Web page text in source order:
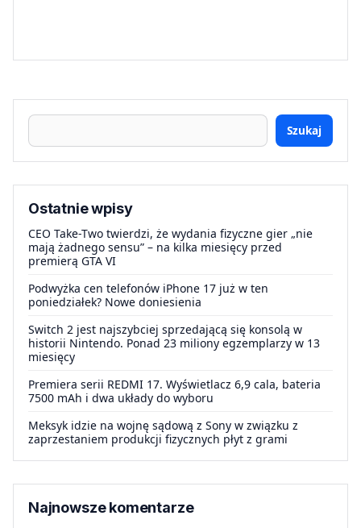
Szukaj
Ostatnie wpisy
CEO Take-Two twierdzi, że wydania fizyczne gier „nie
mają żadnego sensu” – na kilka miesięcy przed
premierą GTA VI
Podwyżka cen telefonów iPhone 17 już w ten
poniedziałek? Nowe doniesienia
Switch 2 jest najszybciej sprzedającą się konsolą w
historii Nintendo. Ponad 23 miliony egzemplarzy w 13
miesięcy
Premiera serii REDMI 17. Wyświetlacz 6,9 cala, bateria
7500 mAh i dwa układy do wyboru
Meksyk idzie na wojnę sądową z Sony w związku z
zaprzestaniem produkcji fizycznych płyt z grami
Najnowsze komentarze